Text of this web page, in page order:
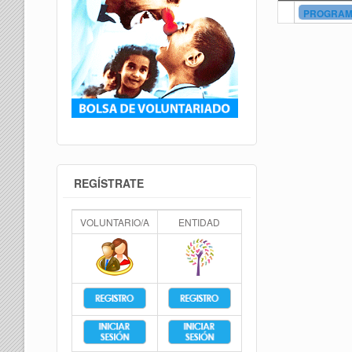
REGÍSTRATE
VOLUNTARIO/A ENTIDAD